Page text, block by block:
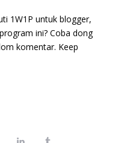
1W1P untuk blogger,
ini? Coba dong
komentar. Keep